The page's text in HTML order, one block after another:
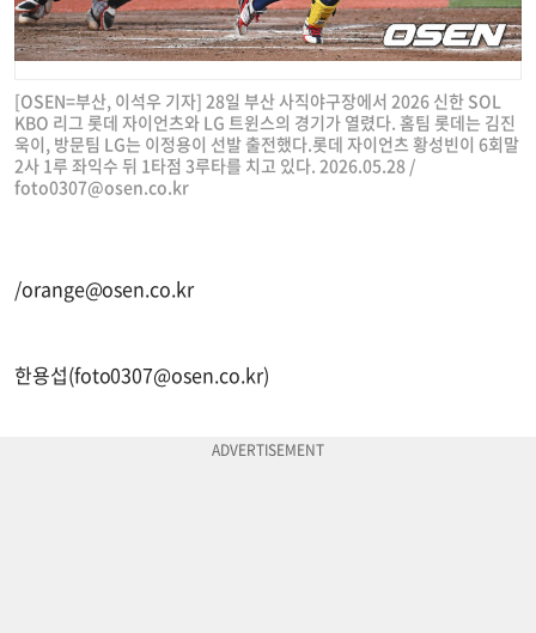
[OSEN=부산, 이석우 기자] 28일 부산 사직야구장에서 2026 신한 SOL
KBO 리그 롯데 자이언츠와 LG 트윈스의 경기가 열렸다. 홈팀 롯데는 김진
욱이, 방문팀 LG는 이정용이 선발 출전했다.롯데 자이언츠 황성빈이 6회말
2사 1루 좌익수 뒤 1타점 3루타를 치고 있다. 2026.05.28 /
foto0307@osen.co.kr
/orange@osen.co.kr
한용섭(foto0307@osen.co.kr)